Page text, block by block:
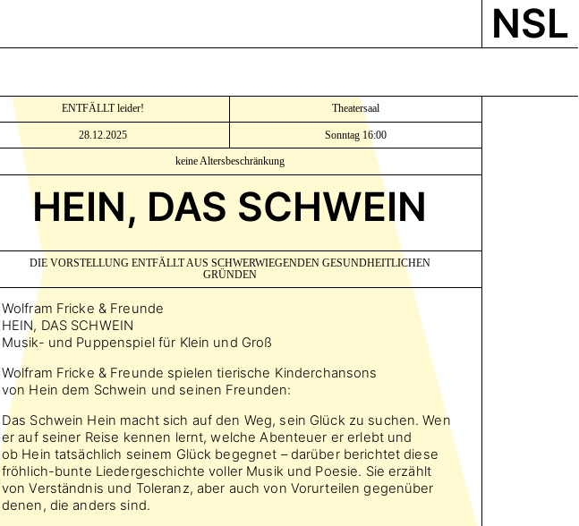
NSL
ENTFÄLLT leider! Theatersaal
28.12.2025 Sonntag 16:00
keine Altersbeschränkung
HEIN, DAS SCHWEIN
DIE VORSTELLUNG ENTFÄLLT AUS SCHWERWIEGENDEN GESUNDHEITLICHEN
GRÜNDEN
Wolfram Fricke & Freunde
HEIN, DAS SCHWEIN
Musik- und Puppenspiel für Klein und Groß
Wolfram Fricke & Freunde spielen tierische Kinderchansons
von Hein dem Schwein und seinen Freunden:
Das Schwein Hein macht sich auf den Weg, sein Glück zu suchen. Wen
er auf seiner Reise kennen lernt, welche Abenteuer er erlebt und
ob Hein tatsächlich seinem Glück begegnet – darüber berichtet diese
fröhlich-bunte Liedergeschichte voller Musik und Poesie. Sie erzählt
von Verständnis und Toleranz, aber auch von Vorurteilen gegenüber
denen, die anders sind.